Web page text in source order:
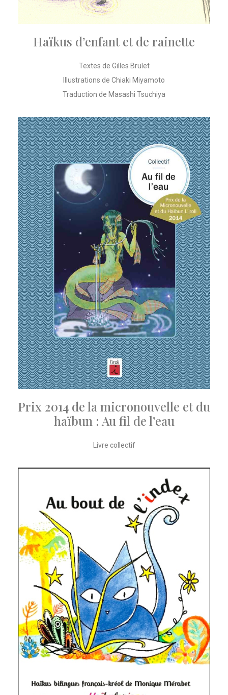
Haïkus d’enfant et de rainette
Textes de Gilles Brulet
Illustrations de Chiaki Miyamoto
Traduction de Masashi Tsuchiya
Prix 2014 de la micronouvelle et du
haïbun : Au fil de l’eau
Livre collectif